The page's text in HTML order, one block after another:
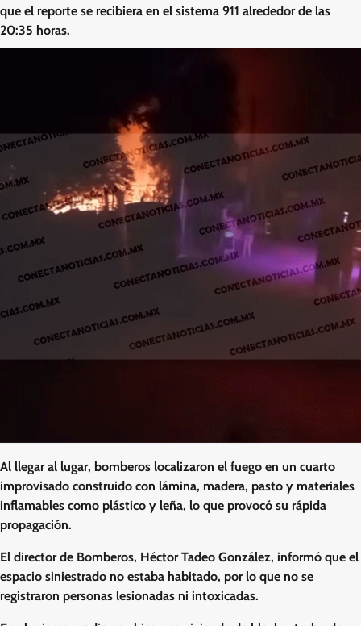
que el reporte se recibiera en el sistema 911 alrededor de las
20:35 horas.
Al llegar al lugar, bomberos localizaron el fuego en un cuarto
improvisado construido con lámina, madera, pasto y materiales
inflamables como plástico y leña, lo que provocó su rápida
propagación.
El director de Bomberos, Héctor Tadeo González, informó que el
espacio siniestrado no estaba habitado, por lo que no se
registraron personas lesionadas ni intoxicadas.